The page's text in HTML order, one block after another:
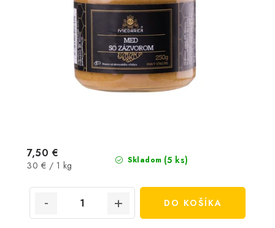
Skladom (5 ks)
7,50 €
Jednotková
30 € / 1 kg
DO KOŠÍKA